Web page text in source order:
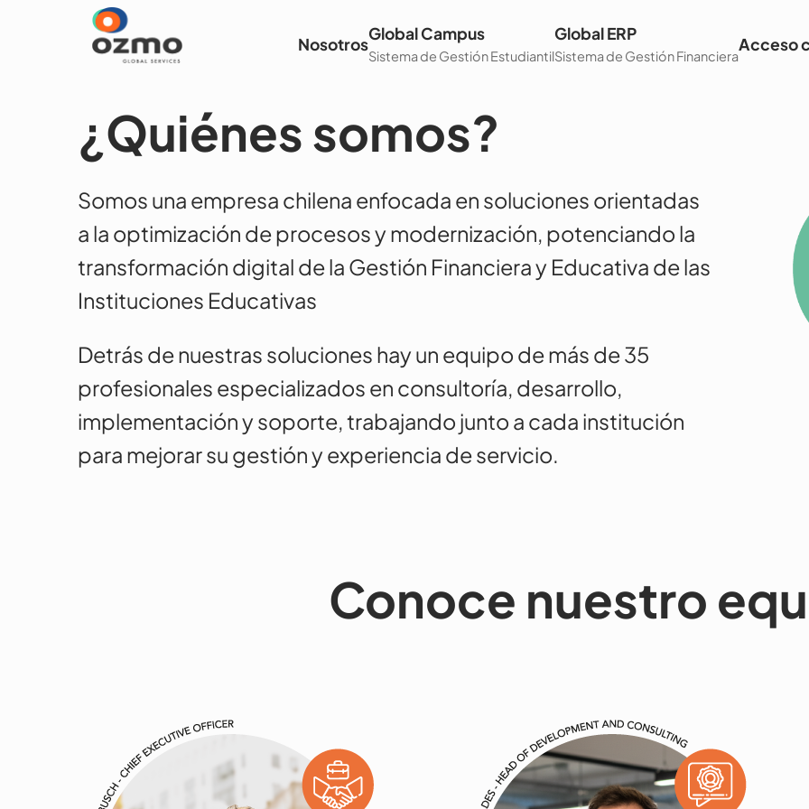
Nosotros
Global Campus
Sistema de Gestión Estudiantil
Global ERP
Sistema de Gestión Financiera
Acceso
¿Quiénes somos?
Somos una empresa chilena enfocada en soluciones orientadas
a la optimización de procesos y modernización, potenciando la
transformación digital de la Gestión Financiera y Educativa de las
Instituciones Educativas
Detrás de nuestras soluciones hay un equipo de más de 35
profesionales especializados en consultoría, desarrollo,
implementación y soporte, trabajando junto a cada institución
para mejorar su gestión y experiencia de servicio.
Conoce nuestro